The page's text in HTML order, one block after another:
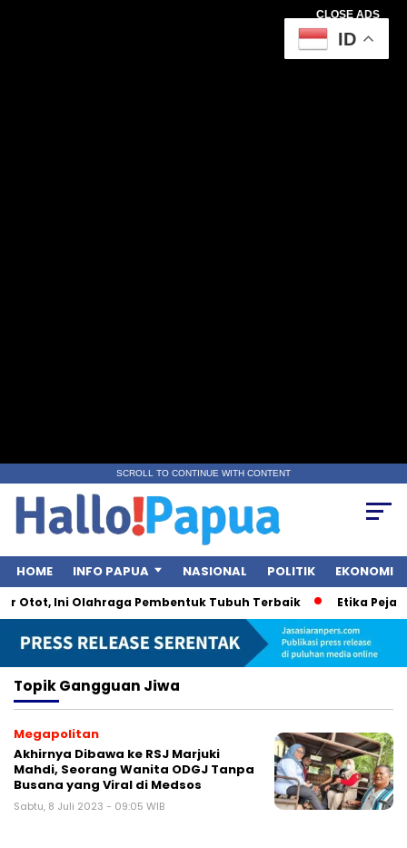
CLOSE ADS
SCROLL TO CONTINUE WITH CONTENT
HOME INFO PAPUA NASIONAL POLITIK EKONOMI
Otot, Ini Olahraga Pembentuk Tubuh Terbaik Etika
TopikGangguan Jiwa
Megapolitan
Akhirnya Dibawa ke RSJ Marjuki
Mahdi, Seorang Wanita ODGJ Tanpa
Busana yang Viral di Medsos
Sabtu, 8 Juli 2023 - 09:05 WIB
ID